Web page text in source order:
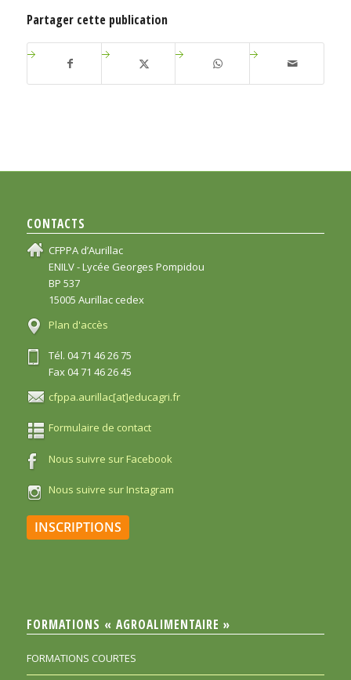
Partager cette publication
CONTACTS
CFPPA d’Aurillac
ENILV - Lycée Georges Pompidou
BP 537
15005 Aurillac cedex
Plan d'accès
Tél. 04 71 46 26 75
Fax 04 71 46 26 45
cfppa.aurillac[at]educagri.fr
Formulaire de contact
Nous suivre sur Facebook
Nous suivre sur Instagram
INSCRIPTIONS
FORMATIONS « AGROALIMENTAIRE »
FORMATIONS COURTES